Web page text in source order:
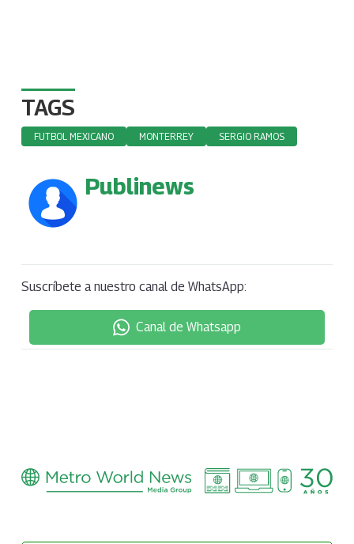
TAGS
FUTBOL MEXICANO MONTERREY SERGIO RAMOS
Publinews
Suscríbete a nuestro canal de WhatsApp:
Canal de Whatsapp